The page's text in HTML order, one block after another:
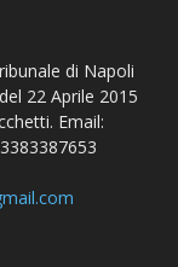
di Napoli
22 Aprile 2015
Email: